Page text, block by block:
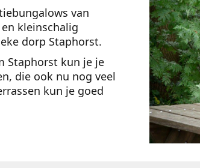
van
kleinschalig
dorp Staphorst.
Staphorst kun je je
die ook nu nog veel
kun je goed